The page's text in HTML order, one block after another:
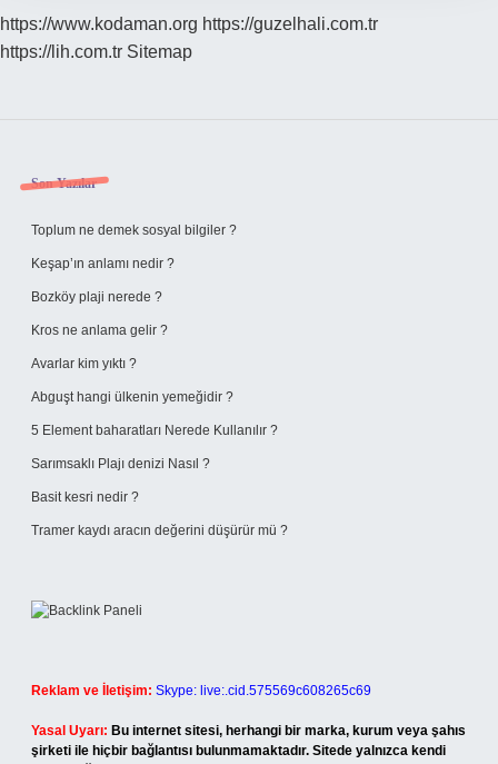
https://www.kodaman.org https://guzelhali.com.tr
https://lih.com.tr Sitemap
Sidebar
Son Yazılar
Toplum ne demek sosyal bilgiler ?
Keşap’ın anlamı nedir ?
Bozköy plaji nerede ?
Kros ne anlama gelir ?
Avarlar kim yıktı ?
Abguşt hangi ülkenin yemeğidir ?
5 Element baharatları Nerede Kullanılır ?
Sarımsaklı Plajı denizi Nasıl ?
Basit kesri nedir ?
Tramer kaydı aracın değerini düşürür mü ?
Reklam ve İletişim: Skype: live:.cid.575569c608265c69
Yasal Uyarı: Bu internet sitesi, herhangi bir marka, kurum veya şahıs
şirketi ile hiçbir bağlantısı bulunmamaktadır. Sitede yalnızca kendi